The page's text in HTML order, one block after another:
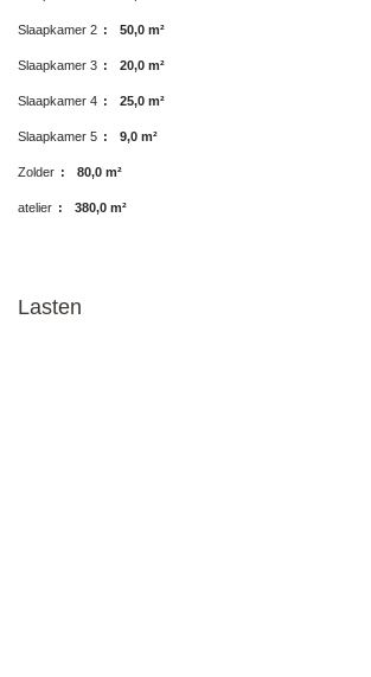
Slaapkamer 2 : 50,0 m²
Slaapkamer 3 : 20,0 m²
Slaapkamer 4 : 25,0 m²
Slaapkamer 5 : 9,0 m²
Zolder : 80,0 m²
atelier : 380,0 m²
Lasten